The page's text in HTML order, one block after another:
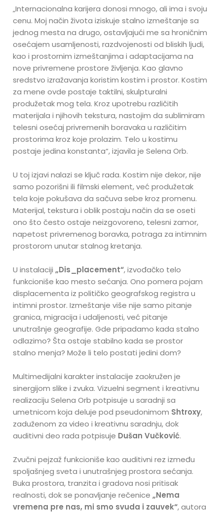
„Internacionalna karijera donosi mnogo, ali ima i svoju
cenu. Moj način života iziskuje stalno izmeštanje sa
jednog mesta na drugo, ostavljajući me sa hroničnim
osećajem usamljenosti, razdvojenosti od bliskih ljudi,
kao i prostornim izmeštanjima i adaptacijama na
nove privremene prostore življenja. Kao glavno
sredstvo izražavanja koristim kostim i prostor. Kostim
za mene ovde postaje taktilni, skulpturalni
produžetak mog tela. Kroz upotrebu različitih
materijala i njihovih tekstura, nastojim da sublimiram
telesni osećaj privremenih boravaka u različitim
prostorima kroz koje prolazim. Telo u kostimu
postaje jedina konstanta“, izjavila je Selena Orb.
U toj izjavi nalazi se ključ rada. Kostim nije dekor, nije
samo pozorišni ili filmski element, već produžetak
tela koje pokušava da sačuva sebe kroz promenu.
Materijal, tekstura i oblik postaju način da se oseti
ono što često ostaje neizgovoreno, telesni zamor,
napetost privremenog boravka, potraga za intimnim
prostorom unutar stalnog kretanja.
U instalaciji„Dis_placement“, izvođačko telo
funkcioniše kao mesto sećanja. Ono pomera pojam
displacementa iz političko geografskog registra u
intimni prostor. Izmeštanje više nije samo pitanje
granica, migracija i udaljenosti, već pitanje
unutrašnje geografije. Gde pripadamo kada stalno
odlazimo? Šta ostaje stabilno kada se prostor
stalno menja? Može li telo postati jedini dom?
Multimedijalni karakter instalacije zaokružen je
sinergijom slike i zvuka. Vizuelni segment i kreativnu
realizaciju Selena Orb potpisuje u saradnji sa
umetnicom koja deluje pod pseudonimom Shtroxy,
zaduženom za video i kreativnu saradnju, dok
auditivni deo rada potpisuje Dušan Vučković.
Zvučni pejzaž funkcioniše kao auditivni rez između
spoljašnjeg sveta i unutrašnjeg prostora sećanja.
Buka prostora, tranzita i gradova nosi pritisak
realnosti, dok se ponavljanje rečenice„Nema
vremena pre nas, mi smo svuda i zauvek“, autora